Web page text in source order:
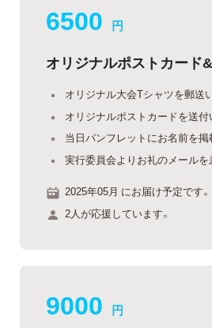
6500 円
オリジナルポストカード
オリジナル大会Tシャツを郵送い
オリジナルポストカードを送付
当日パンフレットにお名前を掲
実行委員会よりお礼のメールを
2025年05月 にお届け予定です。
2人が応援しています。
9000 円